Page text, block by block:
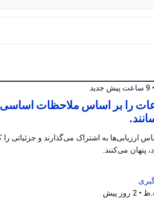
• 9 ساعت پیش جدید
را بر اساس ملاحظات اساسی
ارزیابی‌ها به اشتراک می‌گذارند و جزئیاتی را
پنهان می‌کنند.
• 2 روز پیش